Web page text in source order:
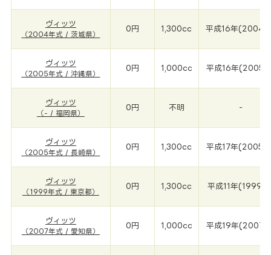
ヴィッツ
（2004年式 / 茨城県）
0円 1,300cc 平成16年(2004
ヴィッツ
（2005年式 / 沖縄県）
0円 1,000cc 平成16年(2005
ヴィッツ
（- / 福岡県）
0円 不明 -
ヴィッツ
（2005年式 / 長崎県）
0円 1,300cc 平成17年(2005
ヴィッツ
（1999年式 / 東京都）
0円 1,300cc 平成11年(1999
ヴィッツ
（2007年式 / 愛知県）
0円 1,000cc 平成19年(2007